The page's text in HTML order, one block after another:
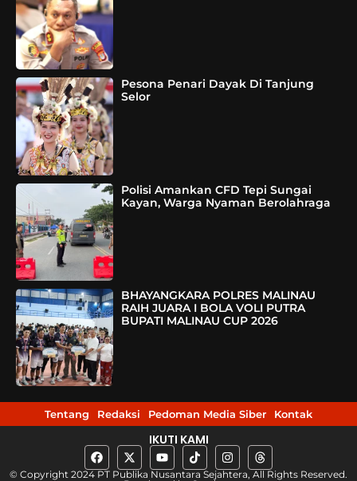
Pesona Penari Dayak Di Tanjung
Selor
Polisi Amankan CFD Tepi Sungai
Kayan, Warga Nyaman Berolahraga
BHAYANGKARA POLRES MALINAU
RAIH JUARA I BOLA VOLI PUTRA
BUPATI MALINAU CUP 2026
Tentang Redaksi Pedoman Media Siber Kontak
IKUTI KAMI
© Copyright 2024 PT Publika Nusantara Sejahtera, All Rights Reserved.